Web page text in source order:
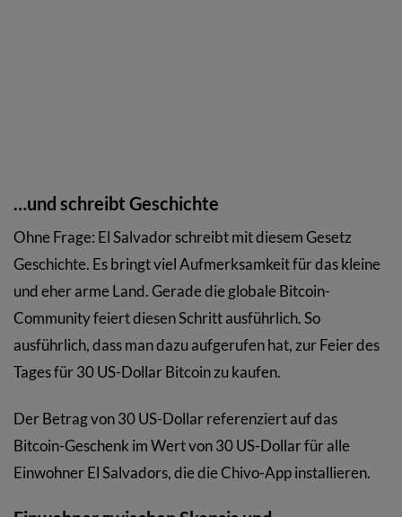
…und schreibt Geschichte
Ohne Frage: El Salvador schreibt mit diesem Gesetz
Geschichte. Es bringt viel Aufmerksamkeit für das kleine
und eher arme Land. Gerade die globale Bitcoin-
Community feiert diesen Schritt ausführlich. So
ausführlich, dass man dazu aufgerufen hat, zur Feier des
Tages für 30 US-Dollar Bitcoin zu kaufen.
Der Betrag von 30 US-Dollar referenziert auf das
Bitcoin-Geschenk im Wert von 30 US-Dollar für alle
Einwohner El Salvadors, die die Chivo-App installieren.